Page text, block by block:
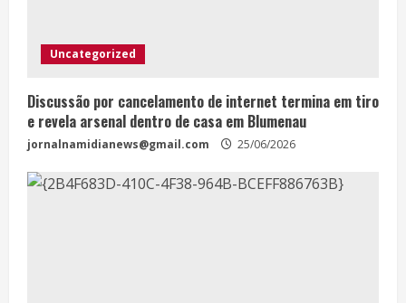
Uncategorized
Discussão por cancelamento de internet termina em tiro
e revela arsenal dentro de casa em Blumenau
jornalnamidianews@gmail.com 25/06/2026